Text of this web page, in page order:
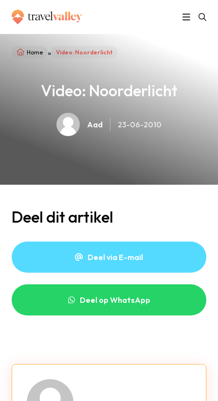
Home » Video: Noorderlicht
Video: Noorderlicht
Aad 23-06-2010
Deel dit artikel
Deel via E-mail
Deel op WhatsApp